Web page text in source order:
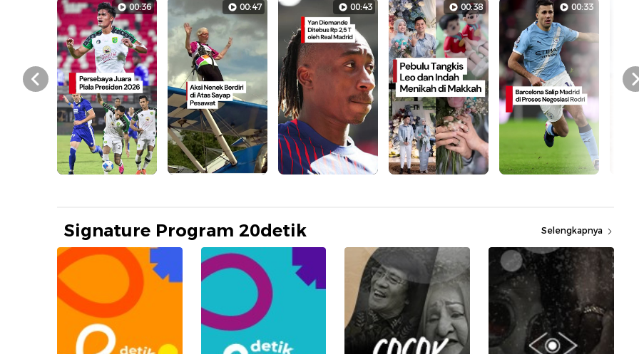
00:36 00:47 00:43 00:38 00:33
Prev
Signature Program 20detik Selengkapnya